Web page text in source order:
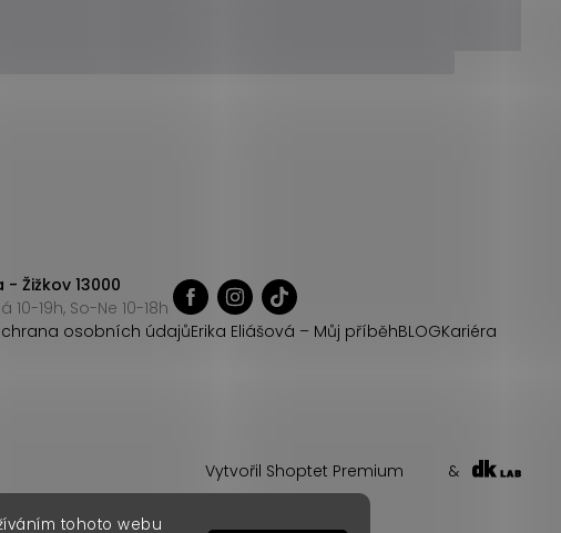
tohoto webu
Žižkov 13000
19h, So-Ne 10-18h
osobních údajůErika Eliášová – Můj příběhBLOGKariéra
Vytvořil Shoptet Premium &